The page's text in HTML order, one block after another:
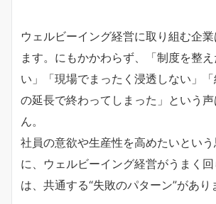
ウェルビーイング経営に取り組む企
ます。にもかかわらず、「制度を整
い」「現場でまったく浸透しない」
の延長で終わってしまった」という
ん。
社員の意欲や生産性を高めたいとい
に、ウェルビーイング経営がうまく
は、共通する“失敗のパターン”があり